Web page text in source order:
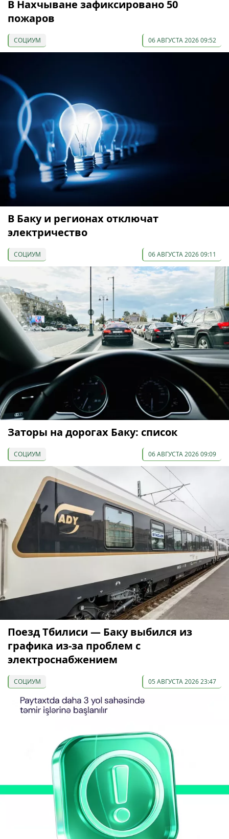
В Нахчыване зафиксировано 50
пожаров
СОЦИУМ 06 АВГУСТА 2026 09:52
В Баку и регионах отключат
электричество
СОЦИУМ 06 АВГУСТА 2026 09:11
Заторы на дорогах Баку: список
СОЦИУМ 06 АВГУСТА 2026 09:09
Поезд Тбилиси — Баку выбился из
графика из-за проблем с
электроснабжением
СОЦИУМ 05 АВГУСТА 2026 23:47